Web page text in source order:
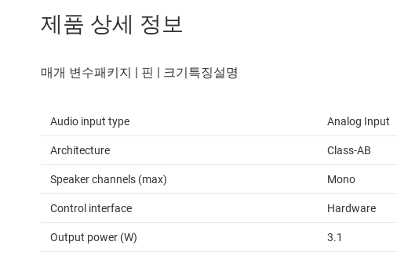
제품 상세 정보
Audio input type Analog Input
Architecture Class-AB
Speaker channels (max) Mono
Control interface Hardware
Output power (W) 3.1